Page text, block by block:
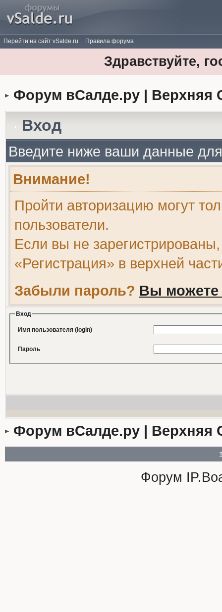
Перейти на сайт vSalde.ru Правила форума
Здравствуйте,
Форум вСалде.ру | Верхняя
Вход
Введите ниже ваши данные
Внимание!
Пройти авторизацию могут
пользователи.
Если вы не
«Регистрация» в верхней
Забыли пароль? Вы можете
Вход
Имя пользователя (login)
Пароль
Форум вСалде.ру | Верхняя
Форум